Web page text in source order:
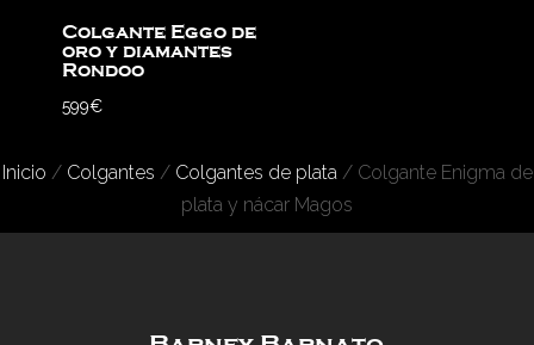
Colgante Eggo de
oro y diamantes
Rondoo
599€
Inicio / Colgantes / Colgantes de plata/ Colgante Enigma de
plata y nácar Magos